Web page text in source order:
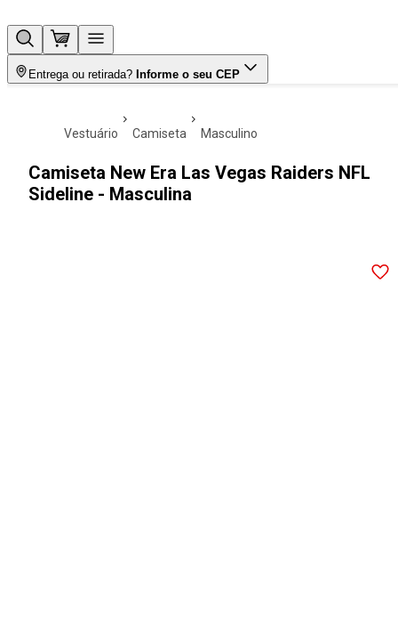
Entrega ou retirada? Informe o seu CEP
vestuário camiseta masculino
Camiseta New Era Las Vegas Raiders NFL
Sideline - Masculina